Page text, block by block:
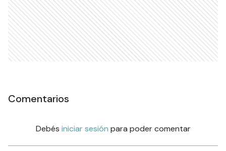
Comentarios
Debés iniciar sesión para poder comentar